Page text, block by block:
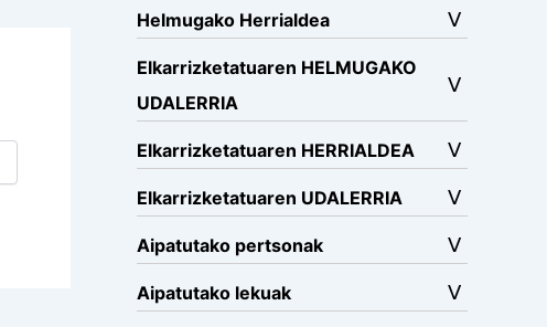
Helmugako Herrialdea
Elkarrizketatuaren HELMUGAKO
UDALERRIA
Elkarrizketatuaren HERRIALDEA
Elkarrizketatuaren UDALERRIA
Aipatutako pertsonak
Aipatutako lekuak